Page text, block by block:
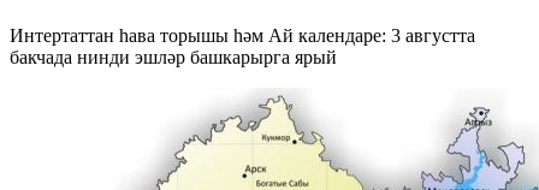
Интертаттан һава торышы һәм Ай календаре: 3 августта
бакчада нинди эшләр башкарырга ярый